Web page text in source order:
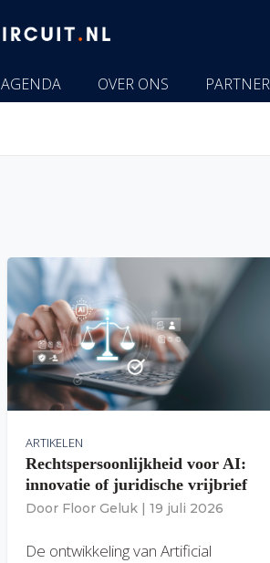
AGENDA OVER ONS
ARTIKELEN
Rechtspersoonlijkheid voor AI:
innovatie of juridische vrijbrief
Door Floor Geluk | 19 juli 2026
De ontwikkeling van Artificial